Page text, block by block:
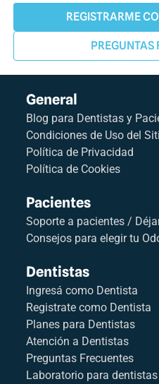
REGISTRARME
PREGUNTAS
General
Blog para Dentistas y
Condiciones de Uso del
Política de Privacidad
Política de Cookies
Pacientes
Soporte a pacientes /
Consejos para elegir tu
Dentistas
Ingresá como Dentista
Registrate como Dentista
Planes para Dentistas
Atención a Dentistas
Preguntas Frecuentes
Laboratorio para dentistas